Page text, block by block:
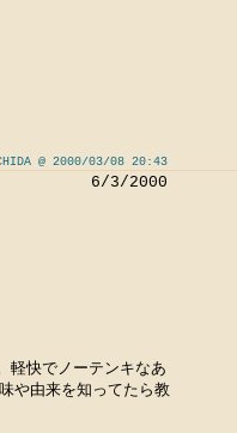
@ 2000/03/08 20:43
6/3/2000
軽快でノーテンキなあ
や由来を知ってたら教